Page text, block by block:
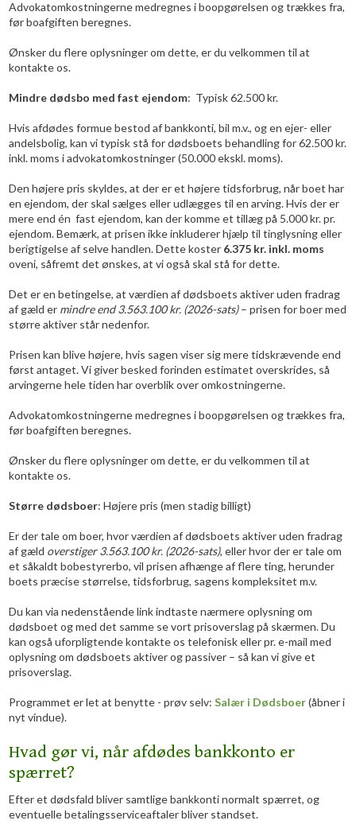
Advokatomkostningerne medregnes i boopgørelsen og trækkes fra,
før boafgiften beregnes.
​Ønsker du flere oplysninger om dette, er du velkommen til at
kontakte os.
Mindredødsbo med fast ejendom: Typisk 62.500 kr.
Hvis afdødes formue bestod af bankkonti, bil m.v., og en ejer- eller
andelsbolig, kan vi typisk stå for dødsboets behandling for 62.500 kr.
inkl. moms i advokatomkostninger (50.000 ekskl. moms).
Den højere pris skyldes, at der er et højere tidsforbrug, når boet har
en ejendom, der skal sælges eller udlægges til en arving. Hvis der er
mere end én fast ejendom, kan der komme et tillæg på 5.000 kr. pr.
ejendom. Bemærk, at prisen ikke inkluderer hjælp til tinglysning eller
berigtigelse af selve handlen. Dette koster 6.375 kr. inkl. moms
oveni, såfremt det ønskes, at vi også skal stå for dette.
​Det er en betingelse, at værdien af dødsboets aktiver uden fradrag
af gæld er mindre end3.563.100kr.(2026-sats)– prisen for boer med
større aktiver står nedenfor.
Prisen kan blive højere, hvis sagen viser sig mere tidskrævende end
først antaget. Vi giver besked forinden estimatet overskrides, så
arvingerne hele tiden har overblik over omkostningerne.
Advokatomkostningerne medregnes i boopgørelsen og trækkes fra,
før boafgiften beregnes.
​Ønsker du flere oplysninger om dette, er du velkommen til at
kontakte os.
Større dødsboer: Højere pris (men stadig billigt)
Er der tale om boer, hvor værdien af dødsboets aktiver uden fradrag
af gæld overstiger3.563.100kr. (2026-sats), eller hvor der er tale om
et såkaldt bobestyrerbo, vil prisen afhænge af flere ting, herunder
boets præcise størrelse, tidsforbrug, sagens kompleksitet m.v.
Du kan via nedenstående link indtaste nærmere oplysning om
dødsboet og med det samme se vort prisoverslag på skærmen. Du
kan også uforpligtende kontakte os telefonisk eller pr. e-mail med
oplysning om dødsboets aktiver og passiver – så kan vi give et
prisoverslag.
​Programmet er let at benytte - prøv selv: Salær i Dødsboer(åbner i
nyt vindue).
Hvad gør vi, når afdødes bankkonto er
spærret?
Efter et dødsfald bliver samtlige bankkonti normalt spærret, og
eventuelle betalingsserviceaftaler bliver standset.